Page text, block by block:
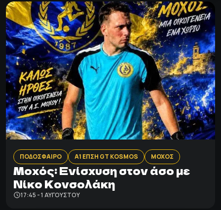
ΠΟΔΟΣΦΑΙΡΟ Α1 ΕΠΣΗ GT KOSMOS ΜΟΧΟΣ
Μοχός: Ενίσχυση στον άσο με
Νίκο Κονσολάκη
17:45 - 1 ΑΥΓΟΎΣΤΟΥ